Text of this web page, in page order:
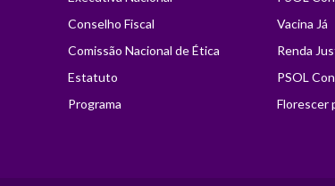
Conselho Fiscal
Comissão Nacional de Ética
Estatuto
Programa
Vacina Já
Renda
PSOL
Florescer